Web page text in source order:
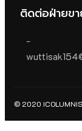
ติดต่อฝ่ายข
-
© 2020